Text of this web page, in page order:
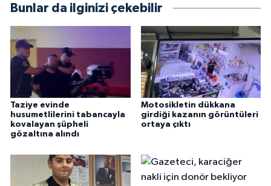
Bunlar da ilginizi çekebilir
Taziye evinde
husumetlilerini tabancayla
kovalayan şüpheli
gözaltına alındı
Motosikletin dükkana
girdiği kazanın görüntüleri
ortaya çıktı